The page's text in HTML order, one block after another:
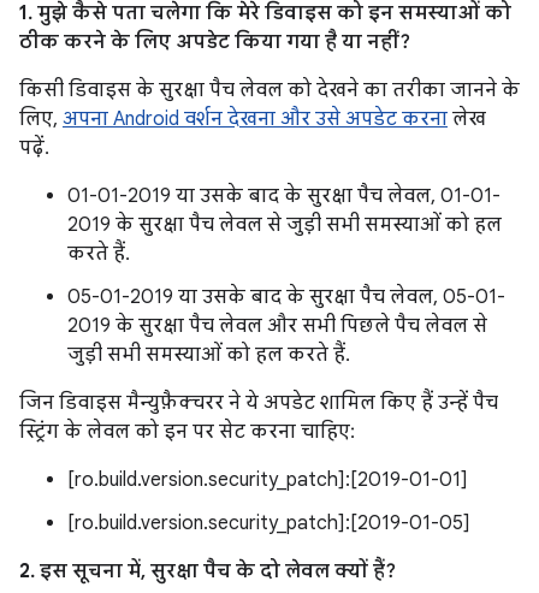
1. मुझे कैसे पता चलेगा कि मेरे डिवाइस को इन समस्याओं को
ठीक करने के लिए अपडेट किया गया है या नहीं?
किसी डिवाइस के सुरक्षा पैच लेवल को देखने का तरीका जानने के
लिए, अपना Android वर्शन देखना और उसे अपडेट करना लेख
पढ़ें.
01-01-2019 या उसके बाद के सुरक्षा पैच लेवल, 01-01-
2019 के सुरक्षा पैच लेवल से जुड़ी सभी समस्याओं को हल
करते हैं.
05-01-2019 या उसके बाद के सुरक्षा पैच लेवल, 05-01-
2019 के सुरक्षा पैच लेवल और सभी पिछले पैच लेवल से
जुड़ी सभी समस्याओं को हल करते हैं.
जिन डिवाइस मैन्युफ़ैक्चरर ने ये अपडेट शामिल किए हैं उन्हें पैच
स्ट्रिंग के लेवल को इन पर सेट करना चाहिए:
[ro.build.version.security_patch]:[2019-01-01]
[ro.build.version.security_patch]:[2019-01-05]
2. इस सूचना में, सुरक्षा पैच के दो लेवल क्यों हैं?